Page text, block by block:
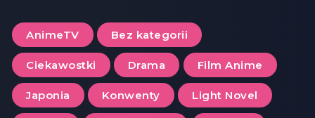
AnimeTV Bez kategorii
Ciekawostki Drama Film Anime
Japonia Konwenty Light Novel